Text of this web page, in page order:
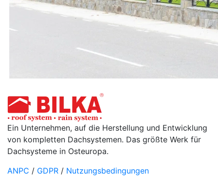
Ein Unternehmen, auf die Herstellung und Entwicklung
von kompletten Dachsystemen. Das größte Werk für
Dachsysteme in Osteuropa.
ANPC / GDPR / Nutzungsbedingungen